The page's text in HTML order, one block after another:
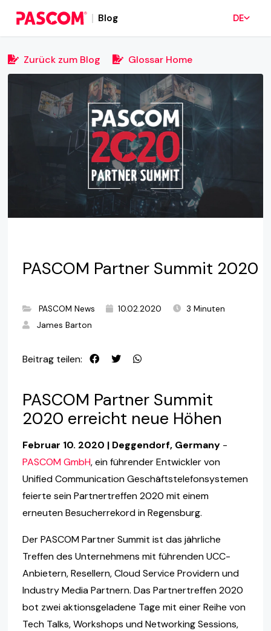
Blog DE
Zurück zum Blog Glossar Home
PASCOM Partner Summit 2020
PASCOM News 10.02.2020
3 Minuten
James Barton
Beitrag teilen:
PASCOM Partner Summit
2020 erreicht neue Höhen
Februar 10. 2020 | Deggendorf, Germany-
PASCOM GmbH, ein führender Entwickler von
Unified Communication Geschäftstelefonsystemen
feierte sein Partnertreffen 2020 mit einem
erneuten Besucherrekord in Regensburg.
Der PASCOM Partner Summit ist das jährliche
Treffen des Unternehmens mit führenden UCC-
Anbietern, Resellern, Cloud Service Providern und
Industry Media Partnern. Das Partnertreffen 2020
bot zwei aktionsgeladene Tage mit einer Reihe von
Tech Talks, Workshops und Networking Sessions,